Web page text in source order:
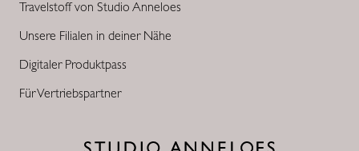
Travelstoff von Studio Anneloes
Unsere Filialen in deiner Nähe
Digitaler Produktpass
Für Vertriebspartner